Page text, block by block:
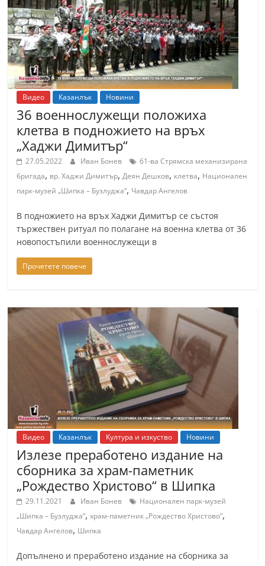
Видео Казанлък Новини
36 военнослужещи положиха
клетва в подножието на връх
„Хаджи Димитър“
27.05.2022 Иван Бонев
61-ва Стрямска механизирана
бригада, вр. Хаджи Димитър,Деян Дешков, клетва, Национален
парк-музей „Шипка – Бузлуджа“, Чавдар Ангелов
В подножието на връх Хаджи Димитър се състоя
тържествен ритуал по полагане на военна клетва от 36
новопостъпили военнослужещи в
Прочетете повече
Видео Казанлък Култура и изкуство Новини
Излезе преработено издание на
сборника за храм-паметник
„Рождество Христово“ в Шипка
29.11.2021 Иван Бонев
Национален парк-музей
„Шипка – Бузлуджа“,храм-паметник „Рождество Христово“,
Чавдар Ангелов, Шипка
Допълнено и преработено издание на сборника за